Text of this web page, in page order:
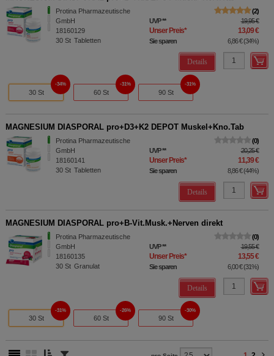
Protina Pharmazeutische
GmbH
18160129
30 St Tabletten
2
UVP** 19,95 €
Unser Preis* 13,09 €
Sie sparen 6,86 €(34%)
Details
30 St
34%
60 St
31%
90 St
31%
MAGNESIUM DIASPORAL pro+D3+K2 DEPOT Muskel+Kno.Tab
Protina Pharmazeutische
GmbH
18160141
30 St Tabletten
0
UVP** 20,25 €
Unser Preis* 11,39 €
Sie sparen 8,86 €(44%)
Details
MAGNESIUM DIASPORAL pro+B-Vit.Musk.+Nerven direkt
Protina Pharmazeutische
GmbH
18160135
30 St Granulat
0
UVP** 19,55 €
Unser Preis* 13,55 €
Sie sparen 6,00 €(31%)
Details
30 St
31%
60 St
26%
90 St
30%